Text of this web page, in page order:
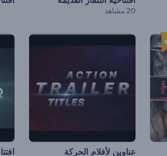
20 مشاهد
عناوين لأفلام الحركة